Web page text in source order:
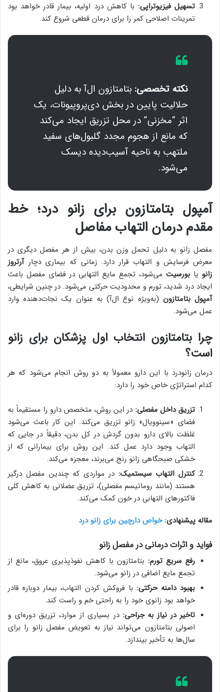
تسهیل فیزیوتراپی: با کاهش درد اولیه، بیمار قادر خواهد بود
تمرینات اصلاحی کمر را برای درمان قطعی شروع کند.
نکته تخصصی: بتامتازون ال‌آ به دلیل
حلالیت پایین در بخش دی‌پروپیونات، یک
اثر “مخزنی” در محل تزریق ایجاد می‌کند
که مانع از هجوم مجدد گلبول‌های سفید
ملتهب به ناحیه آسیب‌دیده دیسک
می‌شود.
آمپول بتامتازون برای زانو درد؛ خط
مقدم درمان التهاب مفاصل
مفصل زانو به دلیل تحمل وزن بدن، بیش از هر مفصل دیگری در
معرض فرسایش و التهاب قرار دارد. زمانی که بیماری دچارآرتروز
زانو یا بورسیت می‌شود، تجمع مایع التهابی در فضای مفصل باعث
ایجاد درد شدید، تورم و محدودیت حرکتی می‌شود. در چنین شرایطی،
آمپول بتامتازون (به‌ویژه نوع ال‌آ) به عنوان یک نجات‌دهنده وارد
عمل می‌شود.
چرا بتامتازون انتخاب اول پزشکان برای زانو
است؟
درمان زانودرد با این دارو معمولاً به دو روش انجام می‌شود که هر
کدام استراتژی خاص خود را دارد:
تزریق داخل مفصلی: در این روش، متخصص دارو را مستقیماً به
فضای «سینوویال» زانو تزریق می‌کند. این کار باعث می‌شود
غلظت بالای دارو بدون گردش در کل بدن، دقیقاً در جایی که
التهاب وجود دارد عمل کند. این روش برای بیمارانی که از
خشکی صبحگاهی زانو رنج می‌برند، معجزه می‌کند.
کنترل التهاب سیستمیک: در مواردی که چندین مفصل درگیر
هستند (مانند روماتیسم مفصلی)، تزریق عضلانی به کاهش کلی
فاکتورهای التهابی در خون کمک می‌کند.
مقاله پیشنهادی:خواص دارچین برای زانو درد
فواید و اثرات درمانی در مفصل زانو
رفع سریع تورم: بتامتازون با کاهش نفوذپذیری عروق، مانع از
تجمع مایع اضافی در زانو می‌شود.
بهبود دامنه حرکتی: با فروکش کردن التهاب، بیمار دوباره قادر
خواهد بود زانوی خود را به راحتی خم و راست کند.
تاخیر در نیاز به جراحی: در بسیاری از موارد، تزریق دوره‌ای و
اصولی بتامتازون می‌تواند نیاز به تعویض مفصل زانو را برای
سال‌ها به تأخیر بیندازد.